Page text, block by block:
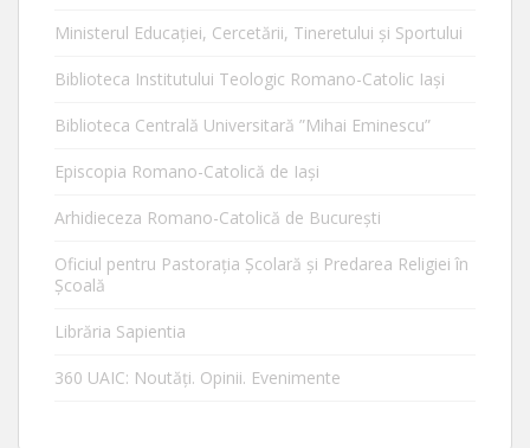
Ministerul Educaţiei, Cercetării, Tineretului şi Sportului
Biblioteca Institutului Teologic Romano-Catolic Iaşi
Biblioteca Centrală Universitară ”Mihai Eminescu”
Episcopia Romano-Catolică de Iaşi
Arhidieceza Romano-Catolică de Bucureşti
Oficiul pentru Pastorația Școlară și Predarea Religiei în
Școală
Librăria Sapientia
360 UAIC: Noutăţi. Opinii. Evenimente